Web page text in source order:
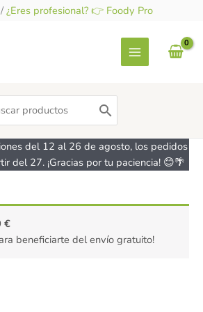
/ ¿Eres profesional? 👉 Foody Pro
del 12 al 26 de agosto, los pedidos
del 27. ¡Gracias por tu paciencia! 😊🌴
€
beneficiarte del envío gratuito!